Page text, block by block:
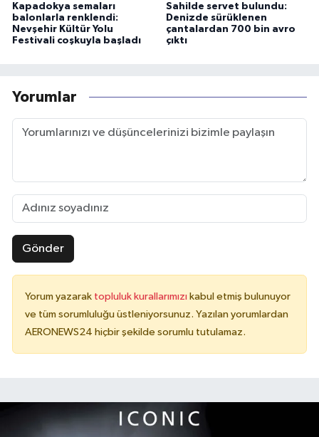
Kapadokya semaları
balonlarla renklendi:
Nevşehir Kültür Yolu
Festivali coşkuyla başladı
Sahilde servet bulundu:
Denizde sürüklenen
çantalardan 700 bin avro
çıktı
Yorumlar
Gönder
Yorum yazarak topluluk kurallarımızı kabul etmiş bulunuyor
ve tüm sorumluluğu üstleniyorsunuz. Yazılan yorumlardan
AERONEWS24 hiçbir şekilde sorumlu tutulamaz.